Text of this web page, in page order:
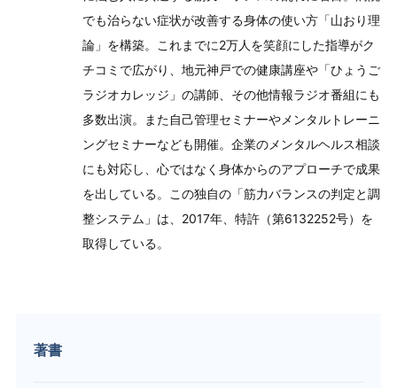
でも治らない症状が改善する身体の使い方「山おり理
論」を構築。これまでに2万人を笑顔にした指導がク
チコミで広がり、地元神戸での健康講座や「ひょうご
ラジオカレッジ」の講師、その他情報ラジオ番組にも
多数出演。また自己管理セミナーやメンタルトレーニ
ングセミナーなども開催。企業のメンタルヘルス相談
にも対応し、心ではなく身体からのアプローチで成果
を出している。この独自の「筋力バランスの判定と調
整システム」は、2017年、特許（第6132252号）を
取得している。
著書